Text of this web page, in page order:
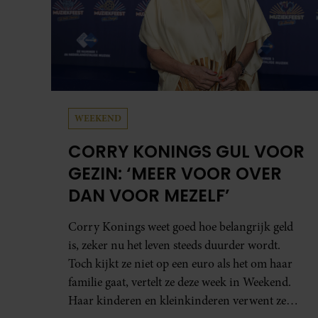
Haar kinderen en kleinkinderen verwent ze
met alle liefde. “Ik heb voor hen meer over dan
voor mezelf.”
PARTY
DE BIJZONDERE
LIEFDESGESCHIEDENIS VAN